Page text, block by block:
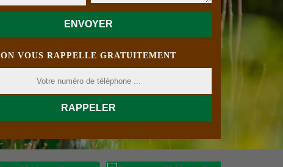
ON VOUS RAPPELLE GRATUITEMENT